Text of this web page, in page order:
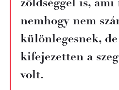
nemhogy nem
különlegesnek,
kifejezetten a
volt.